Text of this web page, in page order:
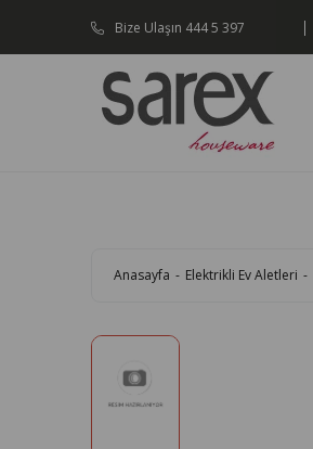
Bize Ulaşın 444 5 397
Anasayfa Elektrikli Ev Aletleri